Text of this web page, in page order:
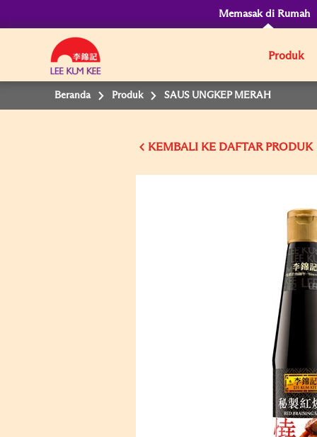
Memasak di Rumah
Produk
Beranda Produk SAUS UNGKEP MERAH
KEMBALI KE